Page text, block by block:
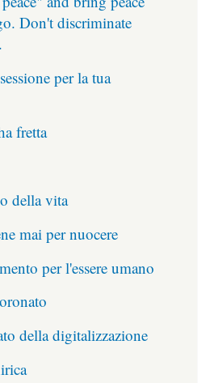
Don't discriminate
per la tua
fretta
della vita
mai per nuocere
per l'essere umano
della digitalizzazione